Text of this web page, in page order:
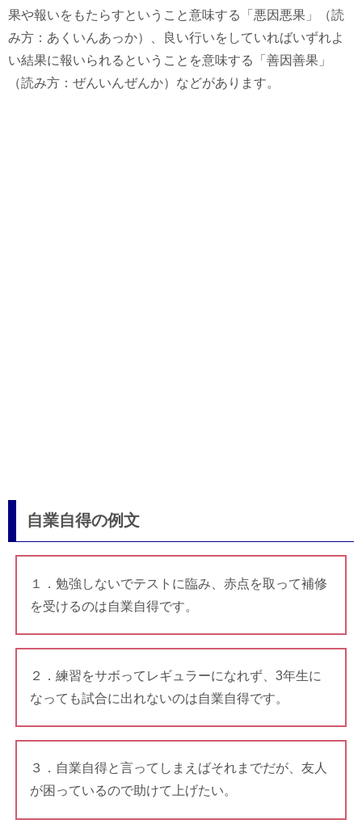
果や報いをもたらすということ意味する「悪因悪果」（読
み方：あくいんあっか）、良い行いをしていればいずれよ
い結果に報いられるということを意味する「善因善果」
（読み方：ぜんいんぜんか）などがあります。
自業自得の例文
１．勉強しないでテストに臨み、赤点を取って補修
を受けるのは自業自得です。
２．練習をサボってレギュラーになれず、3年生に
なっても試合に出れないのは自業自得です。
３．自業自得と言ってしまえばそれまでだが、友人
が困っているので助けて上げたい。